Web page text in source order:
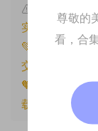
本文资源
实将封禁账号
💚本文资源均
交工单处理。
🧡原文链接：
载请注明出处。
尊敬的
看，合